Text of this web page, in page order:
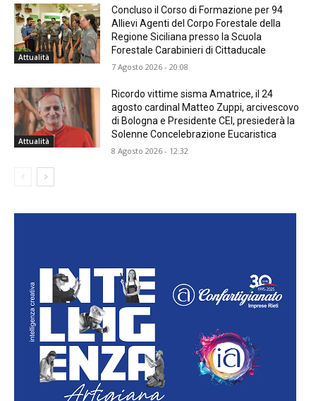
Attualità
Concluso il Corso di Formazione per 94
Allievi Agenti del Corpo Forestale della
Regione Siciliana presso la Scuola
Forestale Carabinieri di Cittaducale
7 Agosto 2026 - 20:08
Attualità
Ricordo vittime sisma Amatrice, il 24
agosto cardinal Matteo Zuppi, arcivescovo
di Bologna e Presidente CEI, presiederà la
Solenne Concelebrazione Eucaristica
8 Agosto 2026 - 12:32